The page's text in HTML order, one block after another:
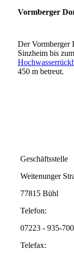
Vormberger
Der Vormberger
Sinzheim bis
450 m betreut.
Weitenunger
77815 Bühl
Telefon:
07223 - 935-
Telefax: